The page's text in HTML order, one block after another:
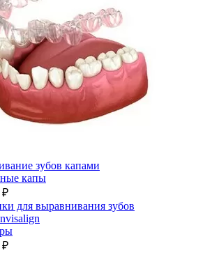
зубов капами
капы
₽
для выравнивания зубов
₽